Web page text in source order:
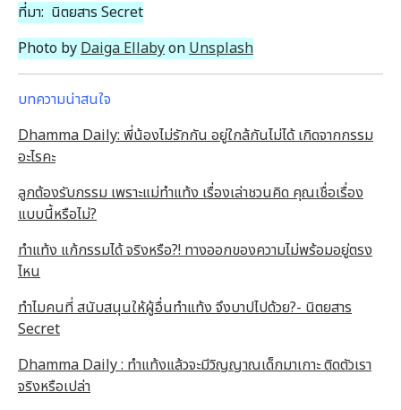
ที่มา: นิตยสาร Secret
Photo by Daiga Ellabyon Unsplash
บทความน่าสนใจ
Dhamma Daily: พี่น้องไม่รักกัน อยู่ใกล้กันไม่ได้ เกิดจากกรรม
อะไรคะ
ลูกต้องรับกรรม เพราะแม่ทำแท้ง เรื่องเล่าชวนคิด คุณเชื่อเรื่อง
แบบนี้หรือไม่?
ทำแท้ง แก้กรรมได้ จริงหรือ?! ทางออกของความไม่พร้อมอยู่ตรง
ไหน
ทำไมคนที่ สนับสนุนให้ผู้อื่นทำแท้ง จึงบาปไปด้วย?- นิตยสาร
Secret
Dhamma Daily : ทำแท้งแล้วจะมีวิญญาณเด็กมาเกาะ ติดตัวเรา
จริงหรือเปล่า